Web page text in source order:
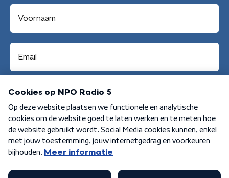
Aanmelden
Algemene voorwaarden